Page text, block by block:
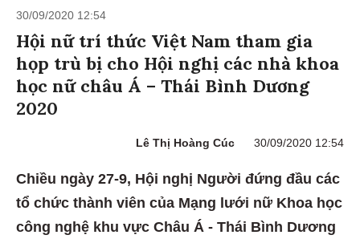
30/09/2020 12:54
Hội nữ trí thức Việt Nam tham gia
họp trù bị cho Hội nghị các nhà khoa
học nữ châu Á – Thái Bình Dương
2020
Lê Thị Hoàng Cúc 30/09/2020 12:54
Chiều ngày 27-9, Hội nghị Người đứng đầu các
tổ chức thành viên của Mạng lưới nữ Khoa học
công nghệ khu vực Châu Á - Thái Bình Dương